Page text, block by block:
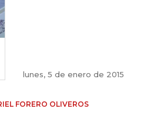
lunes, 5 de enero de 2015
FORERO OLIVEROS